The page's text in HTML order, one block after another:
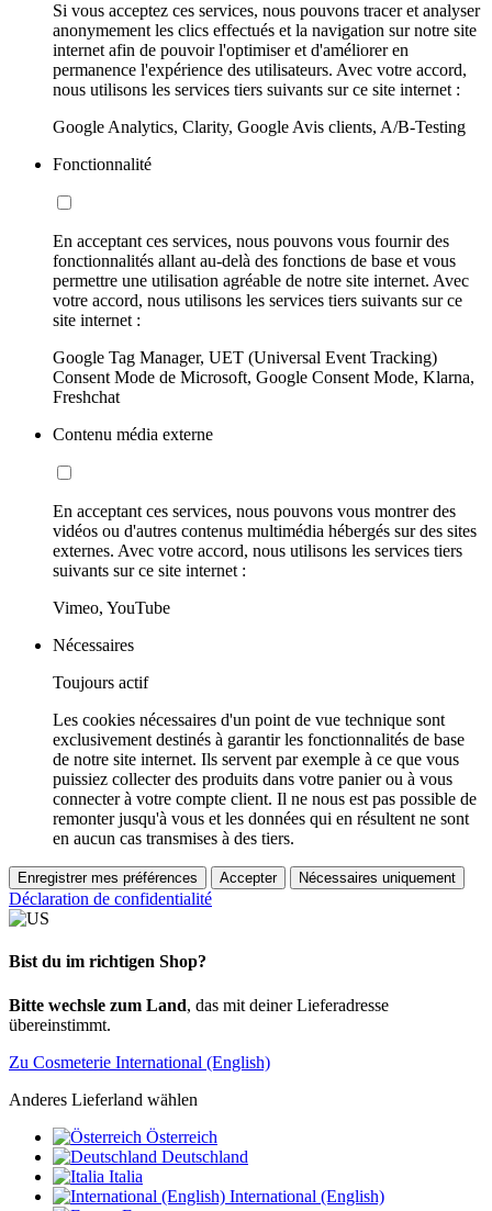
Si vous acceptez ces services, nous pouvons tracer et analyser
anonymement les clics effectués et la navigation sur notre site
internet afin de pouvoir l'optimiser et d'améliorer en
permanence l'expérience des utilisateurs. Avec votre accord,
nous utilisons les services tiers suivants sur ce site internet :
Google Analytics, Clarity, Google Avis clients, A/B-Testing
Fonctionnalité
En acceptant ces services, nous pouvons vous fournir des
fonctionnalités allant au-delà des fonctions de base et vous
permettre une utilisation agréable de notre site internet. Avec
votre accord, nous utilisons les services tiers suivants sur ce
site internet :
Google Tag Manager, UET (Universal Event Tracking)
Consent Mode de Microsoft, Google Consent Mode, Klarna,
Freshchat
Contenu média externe
En acceptant ces services, nous pouvons vous montrer des
vidéos ou d'autres contenus multimédia hébergés sur des sites
externes. Avec votre accord, nous utilisons les services tiers
suivants sur ce site internet :
Vimeo, YouTube
Nécessaires
Toujours actif
Les cookies nécessaires d'un point de vue technique sont
exclusivement destinés à garantir les fonctionnalités de base
de notre site internet. Ils servent par exemple à ce que vous
puissiez collecter des produits dans votre panier ou à vous
connecter à votre compte client. Il ne nous est pas possible de
remonter jusqu'à vous et les données qui en résultent ne sont
en aucun cas transmises à des tiers.
Enregistrer mes préférences Accepter Nécessaires uniquement
Déclaration de confidentialité
Bist du im richtigen Shop?
Bitte wechsle zum Land, das mit deiner Lieferadresse
übereinstimmt.
Zu Cosmeterie International (English)
Anderes Lieferland wählen
Österreich
Deutschland
Italia
International (English)